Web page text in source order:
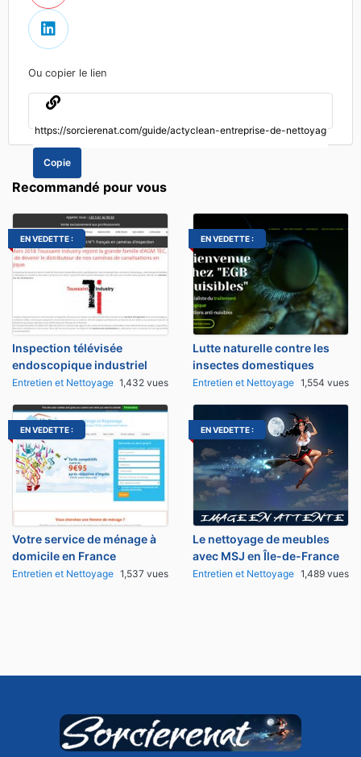
Ou copier le lien
Copie
Recommandé pour vous
EN VEDETTE :
Inspection télévisée
endoscopique industriel
Entretien et Nettoyage 1,432 vues
EN VEDETTE :
Lutte naturelle contre les
insectes domestiques
Entretien et Nettoyage 1,554 vues
EN VEDETTE :
Votre service de ménage à
domicile en France
Entretien et Nettoyage 1,537 vues
EN VEDETTE :
Le nettoyage de meubles
avec MSJ en Île-de-France
Entretien et Nettoyage 1,489 vues